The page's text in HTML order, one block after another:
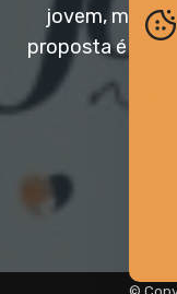
jovem, mas
proposta é